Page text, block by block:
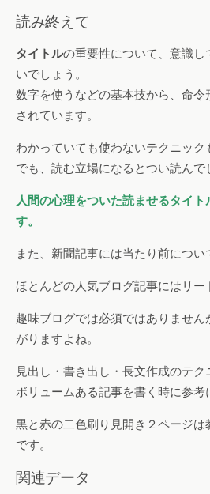
読み終えて
タイトルの重要性について、意識し
いでしょう。
数字を使うなどの基本技から、命令
されています。
わかっていても使わないテクニック
でも、読む立場になるとつい読んで
人間の心理をついた読ませるタイト
す。
また、新聞記事には当たり前につい
ほとんどの人気ブログ記事にはリー
趣味ブログでは必須ではありませ
がりますよね。
見出し・書き出し・長文作成のテク
ボリュームある記事を書く時に参考
黒と赤の二色刷り見開き２ページは
です。
関連データ